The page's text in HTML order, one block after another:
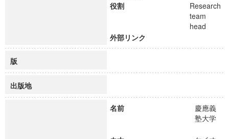
役割
Research
team
head
外部リンク
版
出版地
名前
慶應義
塾大学